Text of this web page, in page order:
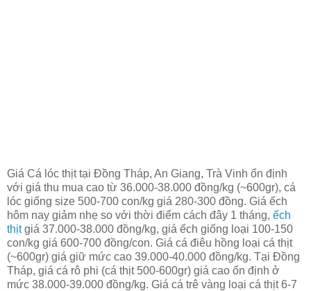
Giá Cá lóc thịt tại Đồng Tháp, An Giang, Trà Vinh ổn định
với giá thu mua cao từ 36.000-38.000 đồng/kg (~600gr), cá
lóc giống size 500-700 con/kg giá 280-300 đồng. Giá ếch
hôm nay giảm nhẹ so với thời điểm cách đây 1 tháng, ếch
thịtgiá 37.000-38.000 đồng/kg, giá ếch giống loại 100-150
con/kg giá 600-700 đồng/con. Giá cá điêu hồng loại cá thịt
(~600gr) giá giữ mức cao 39.000-40.000 đồng/kg. Tại Đồng
Tháp, giá cá rô phi (cá thịt 500-600gr) giá cao ổn định ở
mức 38.000-39.000 đồng/kg. Giá cá trê vàng loại cá thịt 6-7